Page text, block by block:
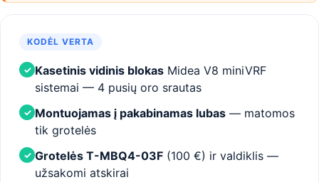
KODĖL VERTA
✓ Kasetinis vidinis blokas Midea V8 miniVRF
sistemai — 4 pusių oro srautas
✓ Montuojamas į pakabinamas lubas — matomos
tik grotelės
✓ Grotelės T-MBQ4-03F (100 €) ir valdiklis —
užsakomi atskirai